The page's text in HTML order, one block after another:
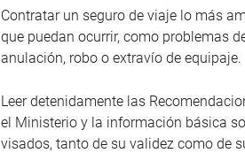
Contratar un seguro de viaje lo más
que puedan ocurrir, como problemas
anulación, robo o extravío de equipaje.
Leer detenidamente las
el Ministerio y la información básica
visados, tanto de su validez como de